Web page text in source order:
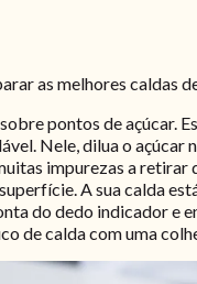
as melhores caldas
pontos de açúcar.
Nele, dilua o açúcar
impurezas a retirar
A sua calda
do dedo indicador e
de calda com uma